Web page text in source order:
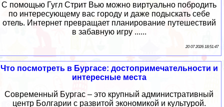
С помощью Гугл Стрит Вью можно виртуально побродить
по интересующему вас городу и даже подыскать себе
отель. Интернет превращает планирование путешествий
в забавную игру ......
20 07 2026 18:51:47
Что посмотреть в Бургасе: достопримечательности и
интересные места
Современный Бургас – это крупный административный
центр Болгарии с развитой экономикой и культурой.